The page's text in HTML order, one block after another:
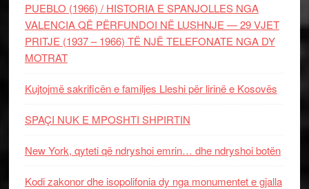
PUEBLO (1966) / HISTORIA E SPANJOLLES NGA
VALENCIA QË PËRFUNDOI NË LUSHNJE — 29 VJET
PRITJE (1937 – 1966) TË NJË TELEFONATE NGA DY
MOTRAT
Kujtojmë sakrificën e familjes Lleshi për lirinë e Kosovës
SPAÇI NUK E MPOSHTI SHPIRTIN
New York, qyteti që ndryshoi emrin… dhe ndryshoi botën
Kodi zakonor dhe isopolifonia dy nga monumentet e gjalla